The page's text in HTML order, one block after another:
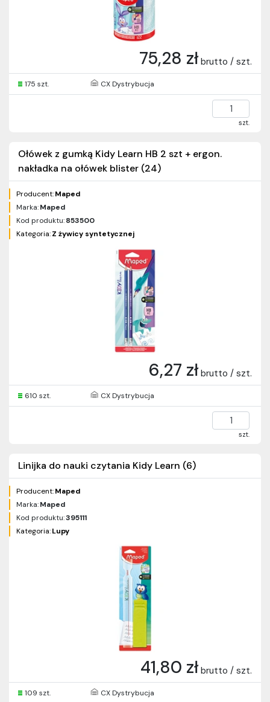
75,28 zł brutto / szt.
175 szt. CX Dystrybucja
szt.
Ołówek z gumką Kidy Learn HB 2 szt + ergon.
nakładka na ołówek blister (24)
Producent:Maped
Marka:Maped
Kod produktu:853500
Kategoria:Z żywicy syntetycznej
6,27 zł brutto / szt.
610 szt. CX Dystrybucja
szt.
Linijka do nauki czytania Kidy Learn (6)
Producent:Maped
Marka:Maped
Kod produktu:395111
Kategoria:Lupy
41,80 zł brutto / szt.
109 szt. CX Dystrybucja